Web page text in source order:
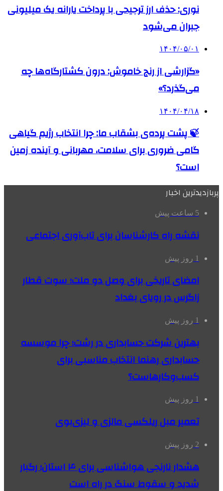
نوری: حذف ارز ترجیحی با پرداخت یارانه یک میلیونی
جبران می‌شود
۱۴۰۴/۰۵/۰۱
«گزارشی از رنج خاموش: درون کشتارگاه‌ها چه
می‌گذرد؟»
۱۴۰۴/۰۴/۱۸
🍃 پشت پرده‌ی بشقاب ما: چرا انتخاب رژیم گیاهی
گامی ضروری برای سلامت، مهربانی و آینده زمین
است؟
پربازدیدترین اخبار
5 ساعت پیش
نقشه راه کارشناسان برای تاب‌آوری اجتماعی
1 روز پیش
امضای تاریخی برای وصل دو ملت؛ سوت قطار
زاگرس در رویای بغداد
1 روز پیش
بهترین شرکت حسابداری در رشت؛ چرا موسسه
حسابداری رهنما انتخاب مناسبی برای
کسب‌وکارهاست؟
1 روز پیش
تعمیر مبل ریلکسی مالزی و لیزی‌بوی
2 روز پیش
هشدار نارنجی هواشناسی برای ۴ استان؛ رگبار
شدید و سقوط سنگ در راه است